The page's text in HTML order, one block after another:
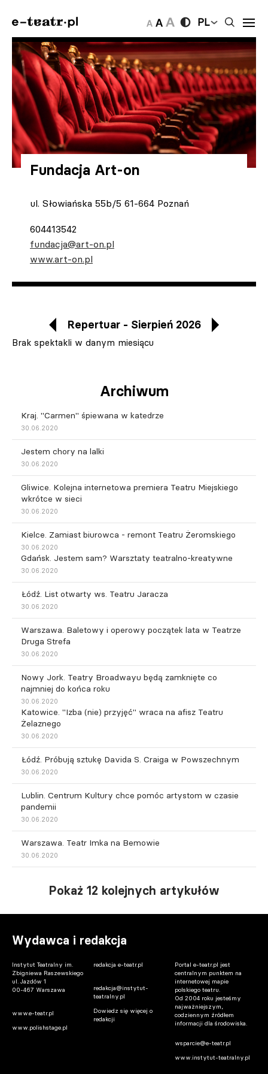
PL
Fundacja Art-on
ul. Słowiańska 55b/5 61-664 Poznań
604413542
fundacja@art-on.pl
www.art-on.pl
Repertuar - Sierpień 2026
Brak spektakli w danym miesiącu
Archiwum
Kraj. "Carmen" śpiewana w katedrze
30.06.2020
Jestem chory na lalki
30.06.2020
Gliwice. Kolejna internetowa premiera Teatru Miejskiego
wkrótce w sieci
30.06.2020
Kielce. Zamiast biurowca - remont Teatru Żeromskiego
30.06.2020
Gdańsk. Jestem sam? Warsztaty teatralno-kreatywne
30.06.2020
Łódź. List otwarty ws. Teatru Jaracza
30.06.2020
Warszawa. Baletowy i operowy początek lata w Teatrze
Druga Strefa
30.06.2020
Nowy Jork. Teatry Broadwayu będą zamknięte co
najmniej do końca roku
30.06.2020
Katowice. "Izba (nie) przyjęć" wraca na afisz Teatru
Żelaznego
30.06.2020
Łódź. Próbują sztukę Davida S. Craiga w Powszechnym
30.06.2020
Lublin. Centrum Kultury chce pomóc artystom w czasie
pandemii
30.06.2020
Warszawa. Teatr Imka na Bemowie
30.06.2020
Pokaż 12 kolejnych artykułów
Wydawca i redakcja
Instytut Teatralny im.
Zbigniewa Raszewskiego
ul. Jazdów 1
00-467 Warszawa
www.e-teatr.pl
www.polishstage.pl
redakcja e-teatr.pl
redakcja@instytut-
teatralny.pl
Dowiedz się więcej o
redakcji
Portal e-teatr.pl jest
centralnym punktem na
internetowej mapie
polskiego teatru.
Od 2004 roku jesteśmy
najważniejszym,
codziennym źródłem
informacji dla środowiska.
wsparcie@e-teatr.pl
www.instytut-teatralny.pl